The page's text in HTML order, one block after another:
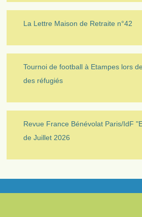
La Lettre Maison de Retraite n°42
Tournoi de football à Etampes lors
des réfugiés
Revue France Bénévolat Paris/IdF
de Juillet 2026